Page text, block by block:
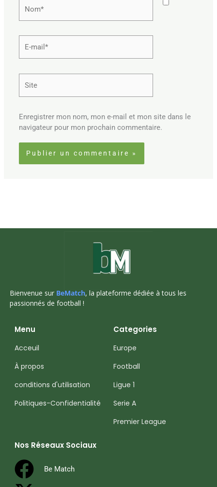
mail*
Enregistrer mon nom, mon e-mail et mon site dans le
navigateur pour mon prochain commentaire.
Bienvenue sur BeMatch, la plateforme dédiée à tous les
passionnés de football !
Menu
Acceuil
À propos
conditions d'utilisation
Politiques-Confidentialité
Categories
Europe
Football
Ligue 1
Serie A
Premier League
Nos Réseaux Sociaux
Be Match